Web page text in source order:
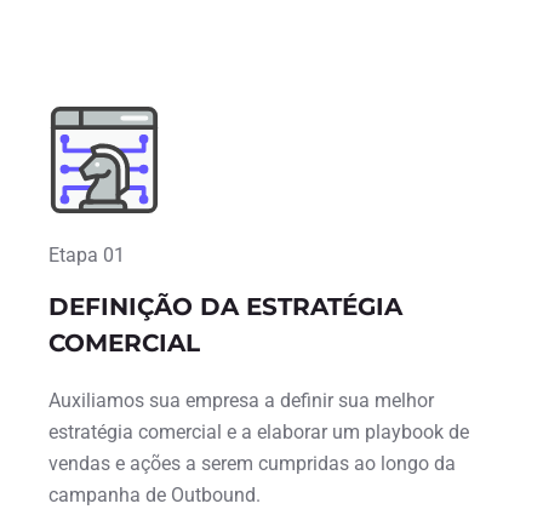
Etapa 01
DEFINIÇÃO DA ESTRATÉGIA
COMERCIAL
Auxiliamos sua empresa a definir sua melhor
estratégia comercial e a elaborar um playbook de
vendas e ações a serem cumpridas ao longo da
campanha de Outbound.